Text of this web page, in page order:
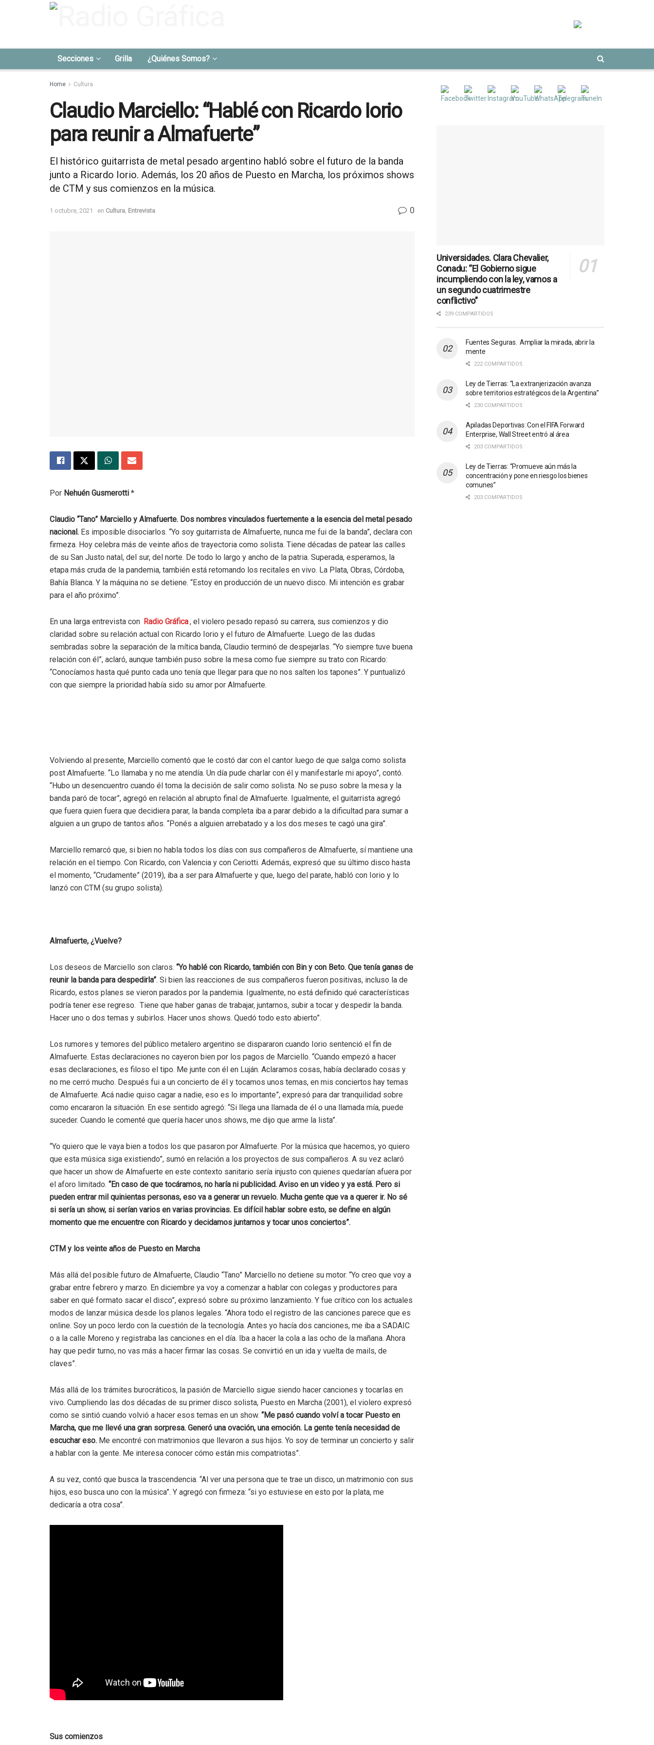
Secciones Grilla ¿Quiénes Somos?
Home Cultura
Claudio Marciello: “Hablé con Ricardo Iorio
para reunir a Almafuerte”
El histórico guitarrista de metal pesado argentino habló sobre el futuro de la banda
junto a Ricardo Iorio. Además, los 20 años de Puesto en Marcha, los próximos shows
de CTM y sus comienzos en la música.
1 octubre, 2021 en Cultura Entrevista 0
Por Nehuén Gusmerotti *
Claudio “Tano” Marciello y Almafuerte. Dos nombres vinculados fuertemente a la esencia del metal pesado
nacional. Es imposible disociarlos. “Yo soy guitarrista de Almafuerte, nunca me fui de la banda”, declara con
firmeza. Hoy celebra más de veinte años de trayectoria como solista. Tiene décadas de patear las calles
de su San Justo natal, del sur, del norte. De todo lo largo y ancho de la patria. Superada, esperamos, la
etapa más cruda de la pandemia, también está retomando los recitales en vivo. La Plata, Obras, Córdoba,
Bahía Blanca. Y la máquina no se detiene. “Estoy en producción de un nuevo disco. Mi intención es grabar
para el año próximo”.
En una larga entrevista con Radio Gráfica, el violero pesado repasó su carrera, sus comienzos y dio
claridad sobre su relación actual con Ricardo Iorio y el futuro de Almafuerte. Luego de las dudas
sembradas sobre la separación de la mítica banda, Claudio terminó de despejarlas. “Yo siempre tuve buena
relación con él”, aclaró, aunque también puso sobre la mesa como fue siempre su trato con Ricardo:
“Conocíamos hasta qué punto cada uno tenía que llegar para que no nos salten los tapones”. Y puntualizó
con que siempre la prioridad había sido su amor por Almafuerte.
Volviendo al presente, Marciello comentó que le costó dar con el cantor luego de que salga como solista
post Almafuerte. “Lo llamaba y no me atendía. Un día pude charlar con él y manifestarle mi apoyo”, contó.
“Hubo un desencuentro cuando él toma la decisión de salir como solista. No se puso sobre la mesa y la
banda paró de tocar”, agregó en relación al abrupto final de Almafuerte. Igualmente, el guitarrista agregó
que fuera quien fuera que decidiera parar, la banda completa iba a parar debido a la dificultad para sumar a
alguien a un grupo de tantos años. “Ponés a alguien arrebatado y a los dos meses te cagó una gira”.
Marciello remarcó que, si bien no habla todos los días con sus compañeros de Almafuerte, sí mantiene una
relación en el tiempo. Con Ricardo, con Valencia y con Ceriotti. Además, expresó que su último disco hasta
el momento, “Crudamente” (2019), iba a ser para Almafuerte y que, luego del parate, habló con Iorio y lo
lanzó con CTM (su grupo solista).
Almafuerte, ¿Vuelve?
Los deseos de Marciello son claros. “Yo hablé con Ricardo, también con Bin y con Beto. Que tenía ganas de
reunir la banda para despedirla”. Si bien las reacciones de sus compañeros fueron positivas, incluso la de
Ricardo, estos planes se vieron parados por la pandemia. Igualmente, no está definido qué características
podría tener ese regreso. Tiene que haber ganas de trabajar, juntarnos, subir a tocar y despedir la banda.
Hacer uno o dos temas y subirlos. Hacer unos shows. Quedó todo esto abierto”.
Los rumores y temores del público metalero argentino se dispararon cuando Iorio sentenció el fin de
Almafuerte. Estas declaraciones no cayeron bien por los pagos de Marciello. “Cuando empezó a hacer
esas declaraciones, es filoso el tipo. Me junte con él en Luján. Aclaramos cosas, había declarado cosas y
no me cerró mucho. Después fui a un concierto de él y tocamos unos temas, en mis conciertos hay temas
de Almafuerte. Acá nadie quiso cagar a nadie, eso es lo importante”, expresó para dar tranquilidad sobre
como encararon la situación. En ese sentido agregó: “Si llega una llamada de él o una llamada mía, puede
suceder. Cuando le comenté que quería hacer unos shows, me dijo que arme la lista”.
“Yo quiero que le vaya bien a todos los que pasaron por Almafuerte. Por la música que hacemos, yo quiero
que esta música siga existiendo”, sumó en relación a los proyectos de sus compañeros. A su vez aclaró
que hacer un show de Almafuerte en este contexto sanitario sería injusto con quienes quedarían afuera por
el aforo limitado. “En caso de que tocáramos, no haría ni publicidad. Aviso en un video y ya está. Pero si
pueden entrar mil quinientas personas, eso va a generar un revuelo. Mucha gente que va a querer ir. No sé
si sería un show, si serían varios en varias provincias. Es difícil hablar sobre esto, se define en algún
momento que me encuentre con Ricardo y decidamos juntarnos y tocar unos conciertos”.
CTM y los veinte años de Puesto en Marcha
Más allá del posible futuro de Almafuerte, Claudio “Tano” Marciello no detiene su motor. “Yo creo que voy a
grabar entre febrero y marzo. En diciembre ya voy a comenzar a hablar con colegas y productores para
saber en qué formato sacar el disco”, expresó sobre su próximo lanzamiento. Y fue crítico con los actuales
modos de lanzar música desde los planos legales. “Ahora todo el registro de las canciones parece que es
online. Soy un poco lerdo con la cuestión de la tecnología. Antes yo hacía dos canciones, me iba a SADAIC
o a la calle Moreno y registraba las canciones en el día. Iba a hacer la cola a las ocho de la mañana. Ahora
hay que pedir turno, no vas más a hacer firmar las cosas. Se convirtió en un ida y vuelta de mails, de
claves”.
Más allá de los trámites burocráticos, la pasión de Marciello sigue siendo hacer canciones y tocarlas en
vivo. Cumpliendo las dos décadas de su primer disco solista, Puesto en Marcha (2001), el violero expresó
como se sintió cuando volvió a hacer esos temas en un show. “Me pasó cuando volví a tocar Puesto en
Marcha, que me llevé una gran sorpresa. Generó una ovación, una emoción. La gente tenía necesidad de
escuchar eso. Me encontré con matrimonios que llevaron a sus hijos. Yo soy de terminar un concierto y salir
a hablar con la gente. Me interesa conocer cómo están mis compatriotas”.
A su vez, contó que busca la trascendencia. “Al ver una persona que te trae un disco, un matrimonio con sus
hijos, eso busca uno con la música”. Y agregó con firmeza: “si yo estuviese en esto por la plata, me
dedicaría a otra cosa”.
Sus comienzos
Universidades. Clara Chevalier,
Conadu: “El Gobierno sigue
incumpliendo con la ley, vamos a
un segundo cuatrimestre
conflictivo”
239 COMPARTIDOS
Fuentes Seguras. Ampliar la mirada, abrir la
mente
222 COMPARTIDOS
Ley de Tierras: “La extranjerización avanza
sobre territorios estratégicos de la Argentina”
230 COMPARTIDOS
Apiladas Deportivas: Con el FIFA Forward
Enterprise, Wall Street entró al área
203 COMPARTIDOS
Ley de Tierras: “Promueve aún más la
concentración y pone en riesgo los bienes
comunes”
203 COMPARTIDOS